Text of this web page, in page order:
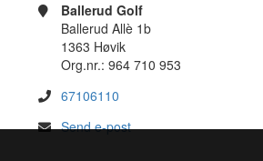
Ballerud Golf
Ballerud Allè 1b
1363 Høvik
Org.nr.: 964 710 953
67106110
Send e-post